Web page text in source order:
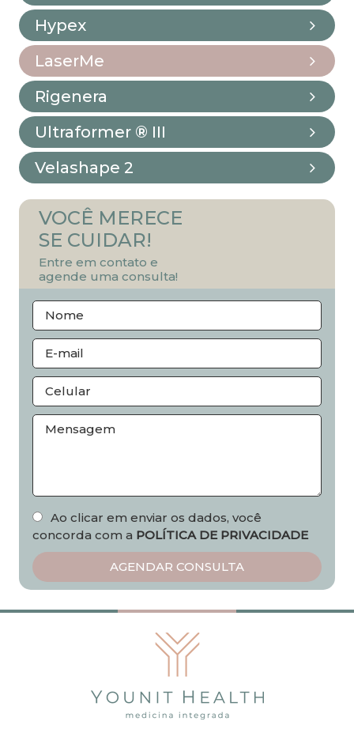
Hypex
LaserMe
Rigenera
Ultraformer ® III
Velashape 2
VOCÊ MERECE
SE CUIDAR!
Entre em contato e
agende uma consulta!
Ao clicar em enviar os dados, você
concorda com a POLÍTICA DE PRIVACIDADE